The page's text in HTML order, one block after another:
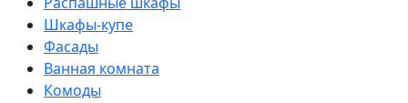
Шкафы-купе
Фасады
Ванная комната
Комоды